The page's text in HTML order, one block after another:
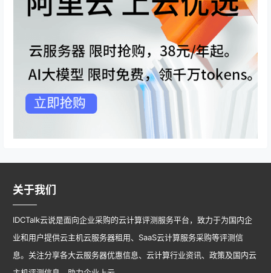
关于我们
IDCTalk云说是面向企业采购的云计算评测服务平台，致力于为国内企
业和用户提供云主机云服务器租用、SaaS云计算服务采购等评测信
息。关注分享各大云服务器优惠信息、云计算行业资讯、政策及国内云